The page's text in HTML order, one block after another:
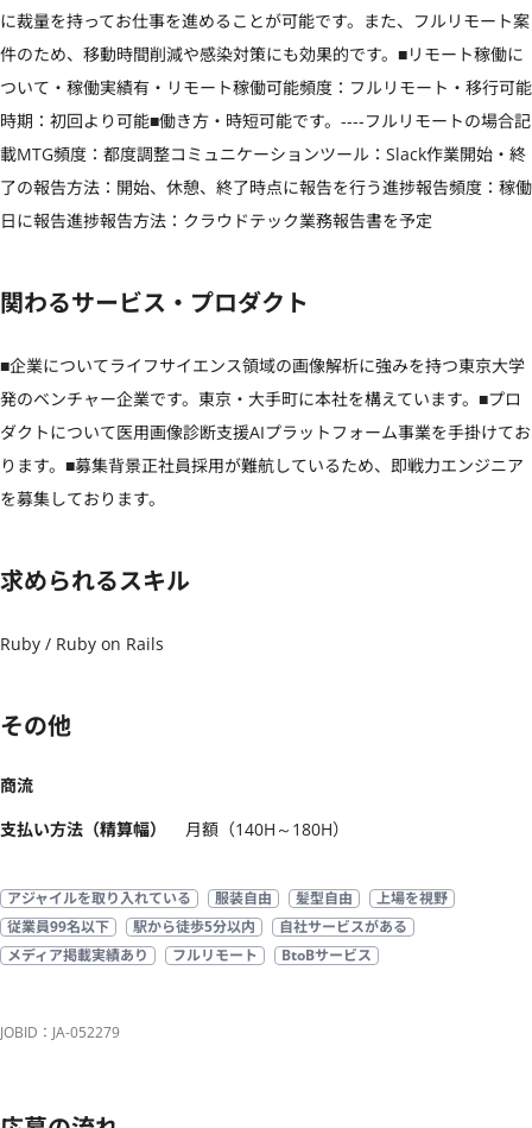
に裁量を持ってお仕事を進めることが可能です。また、フルリモート案
件のため、移動時間削減や感染対策にも効果的です。■リモート稼働に
ついて・稼働実績有・リモート稼働可能頻度：フルリモート・移行可能
時期：初回より可能■働き方・時短可能です。----フルリモートの場合記
載MTG頻度：都度調整コミュニケーションツール：Slack作業開始・終
了の報告方法：開始、休憩、終了時点に報告を行う進捗報告頻度：稼働
日に報告進捗報告方法：クラウドテック業務報告書を予定
関わるサービス・プロダクト
■企業についてライフサイエンス領域の画像解析に強みを持つ東京大学
発のベンチャー企業です。東京・大手町に本社を構えています。■プロ
ダクトについて医用画像診断支援AIプラットフォーム事業を手掛けてお
ります。■募集背景正社員採用が難航しているため、即戦力エンジニア
を募集しております。
求められるスキル
Ruby / Ruby on Rails
その他
商流
支払い方法（精算幅）
月額（140H～180H）
アジャイルを取り入れている 服装自由 髪型自由
上場を視野
従業員99名以下
駅から徒歩5分以内
自社サービスがある
メディア掲載実績あり
フルリモート BtoBサービス
JOBID：JA-052279